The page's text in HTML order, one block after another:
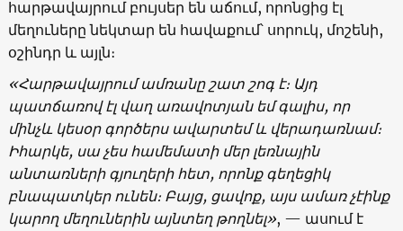
հարթավայրում բույսեր են աճում, որոնցից էլ
մեղուները նեկտար են հավաքում՝ սորուկ, մոշենի,
օշինդր և այլն։
«Հարթավայրում ամռանը շատ շոգ է։ Այդ
պատճառով էլ վաղ առավոտյան եմ գալիս, որ
մինչև կեսօր գործերս ավարտեմ և վերադառնամ։
Իհարկե, սա չես համեմատի մեր լեռնային
անտառների գյուղերի հետ, որոնք գեղեցիկ
բնապատկեր ունեն։ Բայց, ցավոք, այս ամառ չէինք
կարող մեղուներին այնտեղ թողնել», — ասում է